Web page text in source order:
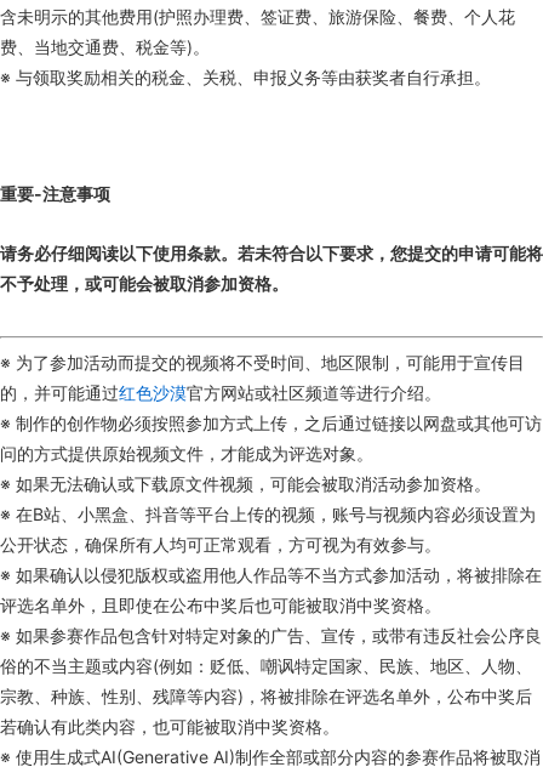
含未明示的其他费用(护照办理费、签证费、旅游保险、餐费、个人花
费、当地交通费、税金等)。
※ 与领取奖励相关的税金、关税、申报义务等由获奖者自行承担。
重要-注意事项
请务必仔细阅读以下使用条款。若未符合以下要求，您提交的申请可能将
不予处理，或可能会被取消参加资格。
※ 为了参加活动而提交的视频将不受时间、地区限制，可能用于宣传目
的，并可能通过红色沙漠官方网站或社区频道等进行介绍。
※ 制作的创作物必须按照参加方式上传，之后通过链接以网盘或其他可访
问的方式提供原始视频文件，才能成为评选对象。
※ 如果无法确认或下载原文件视频，可能会被取消活动参加资格。
※ 在B站、小黑盒、抖音等平台上传的视频，账号与视频内容必须设置为
公开状态，确保所有人均可正常观看，方可视为有效参与。
※ 如果确认以侵犯版权或盗用他人作品等不当方式参加活动，将被排除在
评选名单外，且即使在公布中奖后也可能被取消中奖资格。
※ 如果参赛作品包含针对特定对象的广告、宣传，或带有违反社会公序良
俗的不当主题或内容(例如：贬低、嘲讽特定国家、民族、地区、人物、
宗教、种族、性别、残障等内容)，将被排除在评选名单外，公布中奖后
若确认有此类内容，也可能被取消中奖资格。
※ 使用生成式AI(Generative AI)制作全部或部分内容的参赛作品将被取消